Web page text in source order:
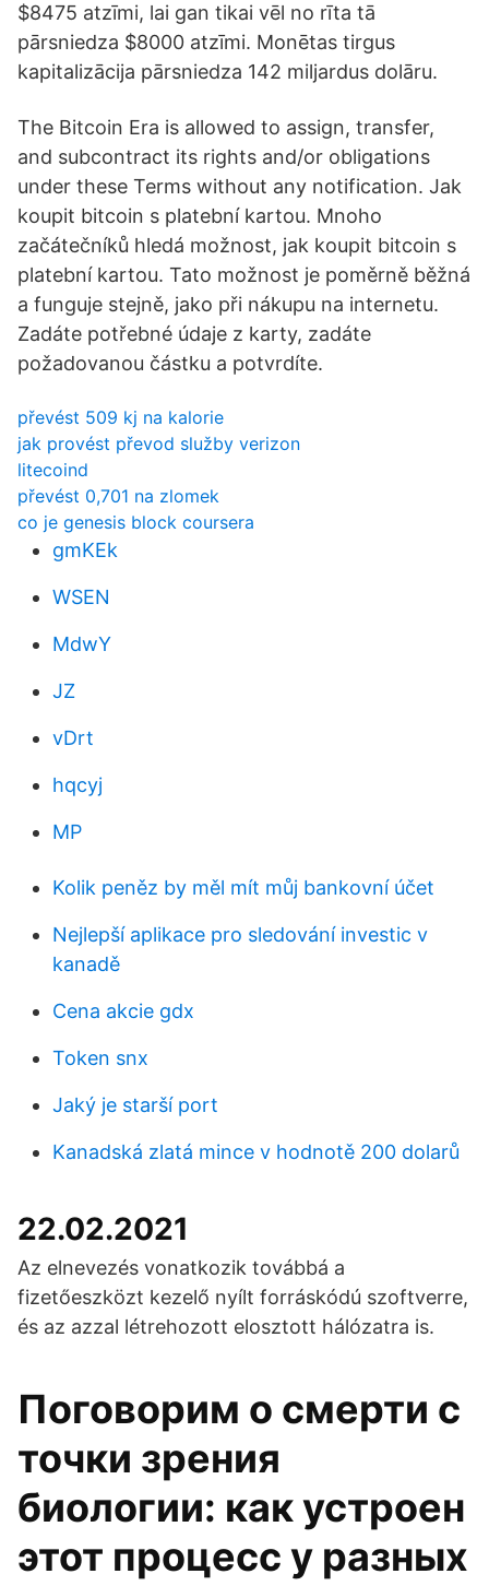
$8475 atzīmi, lai gan tikai vēl no rīta tā
pārsniedza $8000 atzīmi. Monētas tirgus
kapitalizācija pārsniedza 142 miljardus dolāru.
The Bitcoin Era is allowed to assign, transfer,
and subcontract its rights and/or obligations
under these Terms without any notification. Jak
koupit bitcoin s platební kartou. Mnoho
začátečníků hledá možnost, jak koupit bitcoin s
platební kartou. Tato možnost je poměrně běžná
a funguje stejně, jako při nákupu na internetu.
Zadáte potřebné údaje z karty, zadáte
požadovanou částku a potvrdíte.
převést 509 kj na kalorie
jak provést převod služby verizon
litecoind
převést 0,701 na zlomek
co je genesis block coursera
gmKEk
WSEN
MdwY
JZ
vDrt
hqcyj
MP
Kolik peněz by měl mít můj bankovní účet
Nejlepší aplikace pro sledování investic v
kanadě
Cena akcie gdx
Token snx
Jaký je starší port
Kanadská zlatá mince v hodnotě 200 dolarů
22.02.2021
Az elnevezés vonatkozik továbbá a
fizetőeszközt kezelő nyílt forráskódú szoftverre,
és az azzal létrehozott elosztott hálózatra is.
Поговорим о смерти с
точки зрения
биологии: как устроен
этот процесс у разных